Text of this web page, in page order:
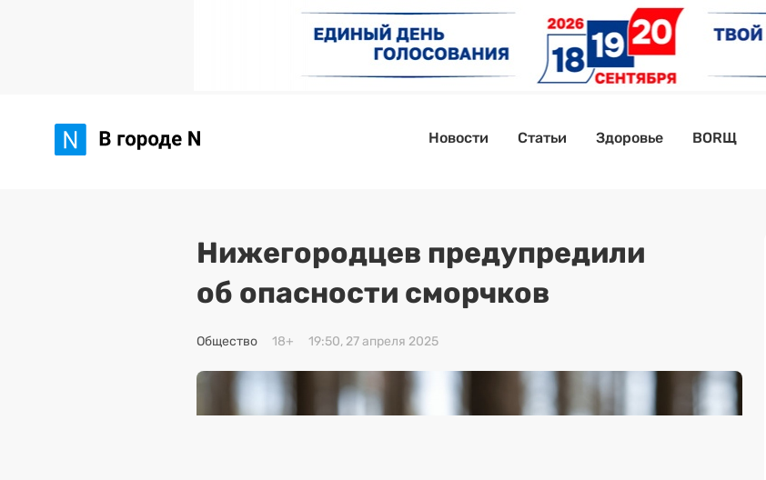
Новости Статьи Здоровье BORЩ
Нижегородцев предупредили
об опасности сморчков
Общество 18+ 19:50, 27 апреля 2025